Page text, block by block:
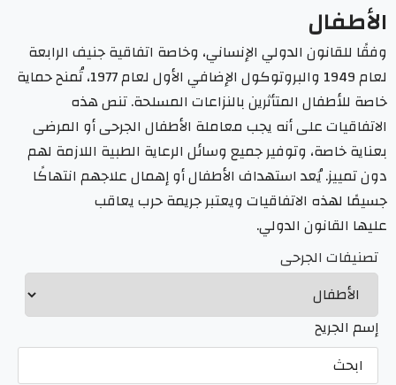
الأطفال
وفقًا للقانون الدولي الإنساني، وخاصة اتفاقية جنيف الرابعة
لعام 1949 والبروتوكول الإضافي الأول لعام 1977، تُمنح حماية
خاصة للأطفال المتأثرين بالنزاعات المسلحة. تنص هذه
الاتفاقيات على أنه يجب معاملة الأطفال الجرحى أو المرضى
بعناية خاصة، وتوفير جميع وسائل الرعاية الطبية اللازمة لهم
دون تمييز. يُعد استهداف الأطفال أو إهمال علاجهم انتهاكًا
جسيمًا لهذه الاتفاقيات ويعتبر جريمة حرب يعاقب
عليها القانون الدولي.
تصنيفات الجرحى
إسم الجريح